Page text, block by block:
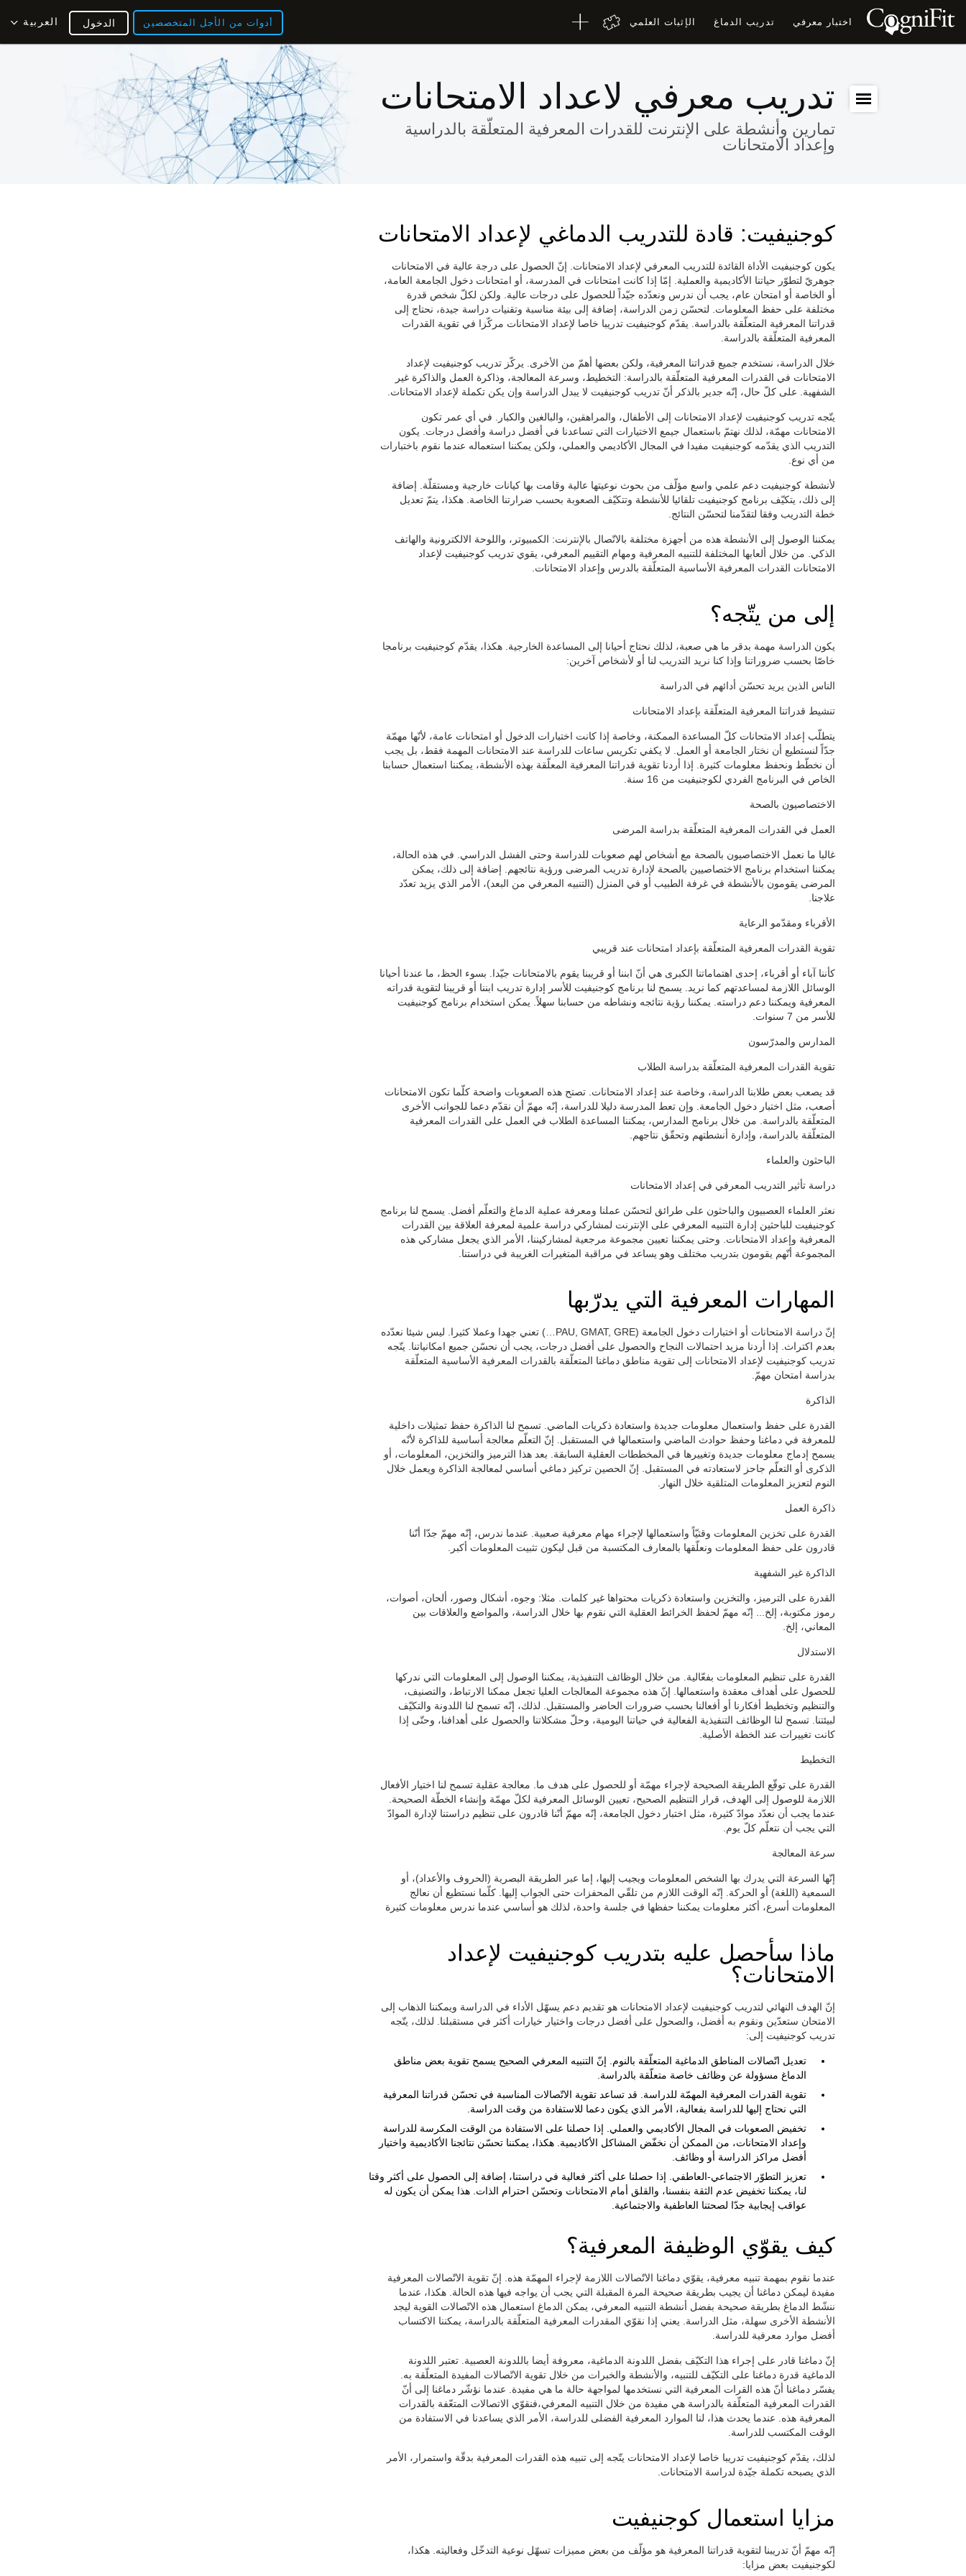
اختبار معرفي تدريب الدماغ الإثبات العلمي أدوات من الأجل المتخصصين العربية الدخول
تدريب معرفي لاعداد الامتحانات
تمارين وأنشطة على الإنترنت للقدرات المعرفية المتعلّقة بالدراسية
وإعداد الامتحانات
كوجنيفيت: قادة للتدريب الدماغي لإعداد الامتحانات
يكون كوجنيفيت الأداة القائدة للتدريب المعرفي لإعداد الامتحانات. إنّ الحصول على درجة عالية في الامتحانات
جوهريّ لتطوّر حياتنا الأكاديمية والعملية. إمّا إذا كانت امتحانات في المدرسة، أو امتحانات دخول الجامعة العامة،
أو الخاصة أو امتحان عام، يجب أن ندرس ونعدّده جيّداً للحصول على درجات عالية. ولكن لكلّ شخص قدرة
مختلفة على حفظ المعلومات. لتحسّن زمن الدراسة، إضافة إلى بيئة مناسبة وتقنيات دراسة جيدة، نحتاج إلى
قدراتنا المعرفية المتعلّقة بالدراسة. يقدّم كوجنيفيت تدريبا خاصا لإعداد الامتحانات مركّزا في تقوية القدرات
المعرفية المتعلّقة بالدراسة.
خلال الدراسة، نستخدم جميع قدراتنا المعرفية، ولكن بعضها أهمّ من الأخرى. يركّز تدريب كوجنيفيت لإعداد
الامتحانات في القدرات المعرفية المتعلّقة بالدراسة: التخطيط، وسرعة المعالجة، وذاكرة العمل والذاكرة غير
الشفهية. على كلّ حال، إنّه جدير بالذكر أنّ تدريب كوجنيفيت لا يبدل الدراسة وإن يكن تكملة لإعداد الامتحانات.
يتّجه تدريب كوجنيفيت لإعداد الامتحانات إلى الأطفال، والمراهقين، والبالغين والكبار. في أي عمر تكون
الامتحانات مهمّة، لذلك نهتمّ باستعمال جيمع الاختيارات التي تساعدنا في أفضل دراسة وأفضل درجات. يكون
التدريب الذي يقدّمه كوجنيفيت مفيدا في المجال الأكاديمي والعملي، ولكن يمكننا استعماله عندما نقوم باختبارات
من أي نوع.
لأنشطة كوجنيفيت دعم علمي واسع مؤلّف من بحوث نوعيتها عالية وقامت بها كيانات خارجية ومستقلّة. إضافة
إلى ذلك، يتكيّف برنامج كوجنيفيت تلقائيا للأنشطة وتتكيّف الصعوبة بحسب ضرارتنا الخاصة. هكذا، يتمّ تعديل
خطة التدريب وفقا لتقدّمنا لتحسّن النتائج.
يمكننا الوصول إلى الأنشطة هذه من أجهزة مختلفة بالاتّصال بالإنترنت: الكمبيوتر، واللوحة الالكترونية والهاتف
الذكي. من خلال ألعابها المختلفة للتنبيه المعرفية ومهام التقييم المعرفي، يقوي تدريب كوجنيفيت لإعداد
الامتحانات القدرات المعرفية الأساسية المتعلّقة بالدرس وإعداد الامتحانات.
إلى من يتّجه؟
يكون الدراسة مهمة بدقر ما هي صعبة، لذلك نحتاج أحيانا إلى المساعدة الخارجية. هكذا، يقدّم كوجنيفيت برنامجا
خاصّا بحسب ضروراتنا وإذا كنا نريد التدريب لنا أو لأشخاص آخرين:
الناس الذين يريد تحسّن أدائهم في الدراسة
تنشيط قدراتنا المعرفية المتعلّقة بإعداد الامتحانات
يتطلّب إعداد الامتحانات كلّ المساعدة الممكنة، وخاصة إذا كانت اختبارات الدخول أو امتحانات عامة، لأنّها مهمّة
جدّاً لنستطيع أن نختار الجامعة أو العمل. لا يكفي تكريس ساعات للدراسة عند الامتحانات المهمة فقط، بل يجب
أن نخطّط ونحفظ معلومات كثيرة. إذا أردنا تقوية قدراتنا المعرفية المعلّقة بهذه الأنشطة، يمكننا استعمال حسابنا
الخاص في البرنامج الفردي لكوجنيفيت من 16 سنة.
الاختصاصيون بالصحة
العمل في القدرات المعرفية المتعلّقة بدراسة المرضى
غالبا ما نعمل الاختصاصيون بالصحة مع أشخاص لهم صعوبات للدراسة وحتى الفشل الدراسي. في هذه الحالة،
يمكننا استخدام برنامج الاختصاصيين بالصحة لإدارة تدريب المرضى ورؤية نتائجهم. إضافة إلى ذلك، يمكن
المرضى يقومون بالأنشطة في غرفة الطبيب أو في المنزل (التنبيه المعرفي من البعد)، الأمر الذي يزيد تعدّد
علاجنا.
الأقرباء ومقدّمو الرعاية
تقوية القدرات المعرفية المتعلّقة بإعداد امتحانات عند قريبي
كأننا آباء أو أقرباء، إحدى اهتماماتنا الكبرى هي أنّ ابننا أو قريبنا يقوم بالامتحانات جيّدا. بسوء الحظ، ما عندنا أحيانا
الوسائل اللازمة لمساعدتهم كما نريد. يسمح لنا برنامج كوجنيفيت للأسر إدارة تدريب ابننا أو قريبنا لتقوية قدراته
المعرفية ويمكننا دعم دراسته. يمكننا رؤية نتائجه ونشاطه من حسابنا سهلاً. يمكن استخدام برنامج كوجنيفيت
للأسر من 7 سنوات.
المدارس والمدرّسون
تقوية القدرات المعرفية المتعلّقة بدراسة الطلاب
قد يصعب بعض طلابنا الدراسة، وخاصة عند إعداد الامتحانات. تصتح هذه الصعوبات واضحة كلّما تكون الامتحانات
أصعب، مثل اختبار دخول الجامعة. وإن تعط المدرسة دليلا للدراسة، إنّه مهمّ أن نقدّم دعما للجوانب الأخرى
المتعلّقة بالدراسة. من خلال برنامج المدارس، يمكننا المساعدة الطلاب في العمل على القدرات المعرفية
المتعلّقة بالدراسة، وإدارة أنشطتهم وتحقّق نتاجهم.
الباحثون والعلماء
دراسة تأثير التدريب المعرفي في إعداد الامتحانات
نعثر العلماء العصبيون والباحثون على طرائق لتحسّن عملنا ومعرفة عملية الدماغ والتعلّم أفضل. يسمح لنا برنامج
كوجنيفيت للباحثين إدارة التنبيه المعرفي على الإنترنت لمشاركي دراسة علمية لمعرفة العلاقة بين القدرات
المعرفية وإعداد الامتحانات. وحتى يمكننا تعيين مجموعة مرجعية لمشاركيننا، الأمر الذي يجعل مشاركي هذه
المجموعة أنّهم يقومون بتدريب مختلف وهو يساعد في مراقبة المتغيرات الغريبة في دراستنا.
المهارات المعرفية التي يدرّبها
إنّ دراسة الامتحانات أو اختبارات دخول الجامعة (PAU, GMAT, GRE…) تعني جهدا وعملا كثيرا. ليس شيئا نعدّده
بعدم اكتراث. إذا أردنا مزيد احتمالات النجاح والحصول على أفضل درجات، يجب أن نحسّن جميع امكانياتنا. يتّجه
تدريب كوجنيفيت لإعداد الامتحانات إلى تقوية مناطق دماغنا المتعلّقة بالقدرات المعرفية الأساسية المتعلّقة
بدراسة امتحان مهمّ.
الذاكرة
القدرة على حفظ واستعمال معلومات جديدة واستعادة ذكريات الماضي. تسمح لنا الذاكرة حفظ تمثيلات داخلية
للمعرفة في دماغنا وحفظ حوادث الماضي واستعمالها في المستقبل. إنّ التعلّم معالجة أساسية للذاكرة لأنّه
يسمح إدماج معلومات جديدة وتغييرها في المخططات العقلية السابقة. بعد هذا الترميز والتخزين، المعلومات، أو
الذكرى أو التعلّم جاحز لاستعادته في المستقبل. إنّ الحصين تركيز دماغي أساسي لمعالجة الذاكرة ويعمل خلال
النوم لتعزيز المعلومات المتلقية خلال النهار.
ذاكرة العمل
القدرة على تخزين المعلومات وقتيّاً واستعمالها لإجراء مهام معرفية صعبية. عندما ندرس، إنّه مهمّ جدّا أنّنا
قادرون على حفظ المعلومات ونعلّقها بالمعارف المكتسبة من قبل ليكون تثبيت المعلومات أكبر.
الذاكرة غير الشفهية
القدرة على الترميز، والتخزين واستعادة ذكريات محتواها غير كلمات. مثلا: وجوه، أشكال وصور، ألحان، أصوات،
رموز مكتوبة، إلخ... إنّه مهمّ لحفظ الخرائط العقلية التي نقوم بها خلال الدراسة، والمواضع والعلاقات بين
المعاني، إلخ.
الاستدلال
القدرة على تنظيم المعلومات بفعّالية. من خلال الوظائف التنفيذية، يمكننا الوصول إلى المعلومات التي ندركها
للحصول على أهداف معقدة واستعمالها. إنّ هذه مجموعة المعالجات العليا تجعل ممكنا الارتباط، والتصنيف،
والتنظيم وتخطيط أفكارنا أو أفعالنا بحسب ضرورات الحاضر والمستقبل. لذلك، إنّه تسمح لنا اللدونة والتكيّف
لبيئتنا. تسمح لنا الوظائف التنفيذية الفعالية في حياتنا اليومية، وحلّ مشكلاتنا والحصول على أهدافنا، وحتّى إذا
كانت تغييرات عند الخطة الأصلية.
التخطيط
القدرة على توقّع الطريقة الصحيحة لإجراء مهمّة أو للحصول على هدف ما. معالجة عقلية تسمح لنا اختيار الأفعال
اللازمة للوصول إلى الهدف، قرار التنظيم الصحيح، تعيين الوسائل المعرفية لكلّ مهمّة وإنشاء الخطّة الصحيحة.
عندما يجب أن نعدّد موادّ كثيرة، مثل اختبار دخول الجامعة، إنّه مهمّ أنّنا قادرون على تنظيم دراستنا لإدارة الموادّ
التي يجب أن نتعلّم كلّ يوم.
سرعة المعالجة
إنّها السرعة التي يدرك بها الشخص المعلومات ويجيب إليها، إما عبر الطريقة البصرية (الحروف والأعداد)، أو
السمعية (اللغة) أو الحركة. إنّه الوقت اللازم من تلقّي المحفزات حتى الجواب إليها. كلّما نستطيع أن نعالج
المعلومات أسرع، أكثر معلومات يمكننا حفظها في جلسة واحدة، لذلك هو أساسي عندما ندرس معلومات كثيرة
ماذا سأحصل عليه بتدريب كوجنيفيت لإعداد
الامتحانات؟
إنّ الهدف النهائي لتدريب كوجنيفيت لإعداد الامتحانات هو تقديم دعم يسهّل الأداء في الدراسة ويمكننا الذهاب إلى
الامتحان ستعدّين ونقوم به أفضل، والصحول على أفضل درجات واختيار خيارات أكثر في مستقبلنا. لذلك، يتّجه
تدريب كوجنيفيت إلى:
تعديل اتّصالات المناطق الدماغية المتعلّقة بالنوم. إنّ التنبيه المعرفي الصحيح يسمح تقوية بعض مناطق
الدماغ مسؤولة عن وظائف خاصة متعلّقة بالدراسة.
تقوية القدرات المعرفية المهمّة للدراسة. قد تساعد تقوية الاتّصالات المناسبة في تحسّن قدراتنا المعرفية
التي نحتاج إليها للدراسة بفعالية، الأمر الذي يكون دعما للاستفادة من وقت الدراسة.
تخفيض الصعوبات في المجال الأكاديمي والعملي. إذا حصلنا على الاستفادة من الوقت المكرسة للدراسة
وإعداد الامتحانات، من الممكن أن نخفّض المشاكل الأكاديمية. هكذا، يمكننا تحسّن نتائجنا الأكاديمية واختيار
أفضل مراكز الدراسة أو وظائف.
تعزيز التطوّر الاجتماعي-العاطفي. إذا حصلنا على أكثر فعالية في دراستنا، إضافة إلى الحصول على أكثر وقتا
لنا، يمكننا تخفيض عدم الثقة بنفسنا، والقلق أمام الامتحانات وتحسّن احترام الذات. هذا يمكن أن يكون له
عواقب إيجابية جدّا لصحتنا العاطفية والاجتماعية.
كيف يقوّي الوظيفة المعرفية؟
عندما نقوم بمهمة تنبيه معرفية، يقوّي دماغنا الاتّصالات اللازمة لإجراء المهمّة هذه. إنّ تقوية الاتّصالات المعرفية
مفيدة ليمكن دماغنا أن يجيب بطريقة صحيحة المرة المقبلة التي يجب أن يواجه فيها هذه الحالة. هكذا، عندما
ننشّط الدماغ بطريقة صحيحة بفضل أنشطة التنبيه المعرفي، يمكن الدماغ استعمال هذه الاتّصالات القوية ليجد
الأنشطة الأخرى سهلة، مثل الدراسة. يعني إذا نقوّي المقدرات المعرفية المتعلّقة بالدراسة، يمكننا الاكتساب
أفضل موارد معرفية للدراسة.
إنّ دماغنا قادر على إجراء هذا التكيّف بفضل اللدونة الدماغية، معروفة أيضا باللدونة العصبية. تعتبر اللدونة
الدماغية قدرة دماغنا على التكيّف للتنبيه، والأنشطة والخبرات من خلال تقوية الاتّصالات المفيدة المتعلّقة به.
يفسّر دماغنا أنّ هذه القرات المعرفية التي نستخدمها لمواجهة حالة ما هي مفيدة. عندما نؤشّر دماغنا إلى أنّ
القدرات المعرفية المتعلّقة بالدراسة هي مفيدة من خلال التنبيه المعرفي،فنقوّي الاتصالات المتعّفة بالقدرات
المعرفية هذه. عندما يحدث هذا، لنا الموارد المعرفية الفضلى للدراسة، الأمر الذي يساعدنا في الاستفادة من
الوقت المكتسب للدراسة.
لذلك، يقدّم كوجنيفيت تدريبا خاصا لإعداد الامتحانات يتّجه إلى تنبيه هذه القدرات المعرفية بدقّة واستمرار، الأمر
الذي يصبحه تكملة جيّدة لدراسة الامتحانات.
مزايا استعمال كوجنيفيت
إنّه مهمّ أنّ تدريبنا لتقوية قدراتنا المعرفية هو مؤلّف من بعض مميزات تسهّل نوعية التدخّل وفعاليته. هكذا،
لكوجنيفيت بعض مزايا: